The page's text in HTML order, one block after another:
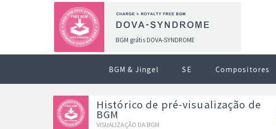
BGM grátis DOVA-SYNDROME
BGM & Jingel SE Compositores
Histórico de pré-visualização de
BGM
VISUALIZAÇÃO DA BGM